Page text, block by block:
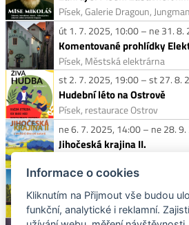
Písek, Galerie Dragoun,
út 1. 7. 2025, 10:00 – ne 31. 8.
Písek, Městská elektrárna
st 2. 7. 2025, 19:00 – st 27. 8.
Hudební léto na Ostrově
Písek, restaurace Ostrov
ne 6. 7. 2025, 14:00 – ne 28.
Jihočeská krajina II.
po 14. 7. – út 30. 9. 2025
Kukuřičné bludiště
Strakonice, Kukuřičáci
Informace o cookies
Kliknutím na Přijmout vše budou
funkční, analytické i reklamní.